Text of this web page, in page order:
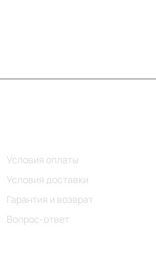
Условия оплаты
Условия доставки
Гарантия и возврат
Вопрос-ответ